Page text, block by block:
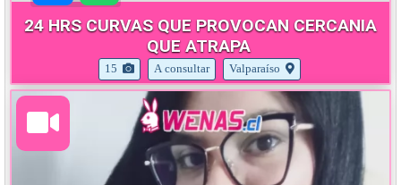
24 HRS CURVAS QUE PROVOCAN CERCANIA
QUE ATRAPA
15 A consultar Valparaíso